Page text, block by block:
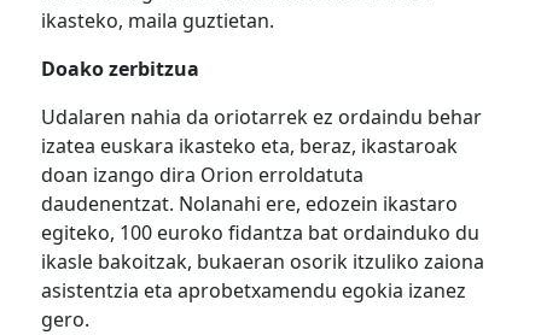
ikasteko, maila guztietan.
Doako zerbitzua
Udalaren nahia da oriotarrek ez ordaindu behar
izatea euskara ikasteko eta, beraz, ikastaroak
doan izango dira Orion erroldatuta
daudenentzat. Nolanahi ere, edozein ikastaro
egiteko, 100 euroko fidantza bat ordainduko du
ikasle bakoitzak, bukaeran osorik itzuliko zaiona
asistentzia eta aprobetxamendu egokia izanez
gero.